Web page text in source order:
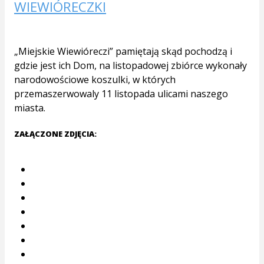
WIEWIÓRECZKI
„Miejskie Wiewióreczi” pamiętają skąd pochodzą i
gdzie jest ich Dom, na listopadowej zbiórce wykonały
narodowościowe koszulki, w których
przemaszerwowaly 11 listopada ulicami naszego
miasta.
ZAŁĄCZONE ZDJĘCIA: